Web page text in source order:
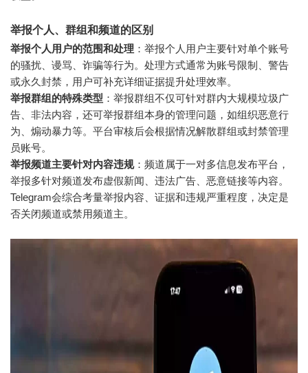
举报个人、群组和频道的区别
举报个人用户的范围和处理 ：举报个人用户主要针对单个账号
的骚扰、谩骂、诈骗等行为。处理方式通常为账号限制、警告
或永久封禁，用户可补充详细证据提升处理效率。
举报群组的特殊类型 ：举报群组不仅可针对群内大规模垃圾广
告、非法内容，还可举报群组本身的管理问题，如组织恶意行
为、煽动暴力等。平台审核后会根据情况解散群组或封禁管理
员账号。
举报频道主要针对内容违规：频道属于一对多信息发布平台，
举报多针对频道发布虚假新闻、违法广告、恶意链接等内容。
Telegram会综合考量举报内容、证据和违规严重程度，决定是
否关闭频道或禁用频道主。